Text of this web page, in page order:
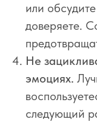
или
доверяете.
Не
эмоциях.
следующий